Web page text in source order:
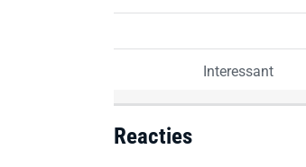
Interessant
Reacties